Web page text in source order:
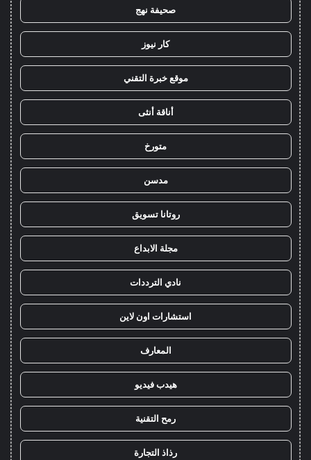
صحيفة نهج
كار نيوز
موقع خبرة التقني
أناقة أنثى
متورخ
مدسن
روتانا تسويق
مجلة الابداع
نادي الترددات
استشارات اون لاين
المعارف
هيدب فيديو
رمح التقنية
رذاذ التجارة